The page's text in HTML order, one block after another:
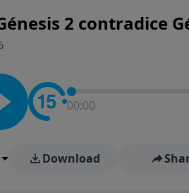
2 contradice
00:00
Download